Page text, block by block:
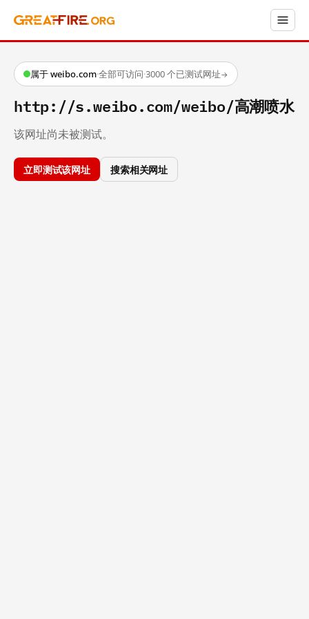
属于 weibo.com·全部可访问·3000 个已测试网址→
http://s.weibo.com/weibo/高潮喷水
该网址尚未被测试。
立即测试该网址 搜索相关网址